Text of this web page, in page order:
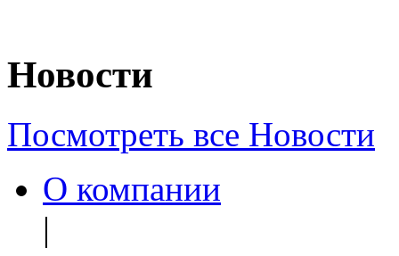
Новости
Посмотреть все Новости
О компании
|